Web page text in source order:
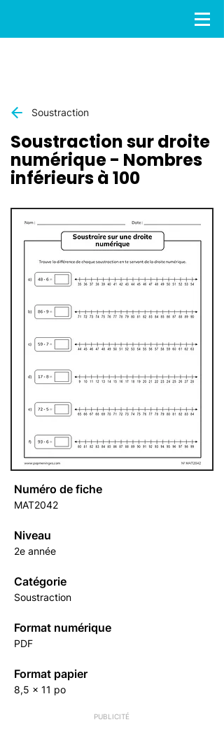
Soustraction
Soustraction sur droite
numérique - Nombres
inférieurs à 100
Numéro de fiche
MAT2042
Niveau
2e année
Catégorie
Soustraction
Format numérique
PDF
Format papier
8,5 x 11 po
PUBLICITÉ